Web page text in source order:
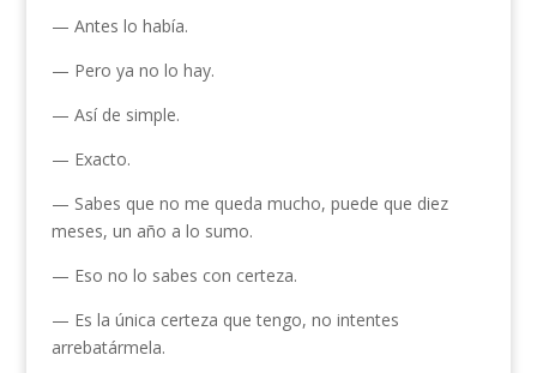
— Antes lo había.
— Pero ya no lo hay.
— Así de simple.
— Exacto.
— Sabes que no me queda mucho, puede que diez
meses, un año a lo sumo.
— Eso no lo sabes con certeza.
— Es la única certeza que tengo, no intentes
arrebatármela.